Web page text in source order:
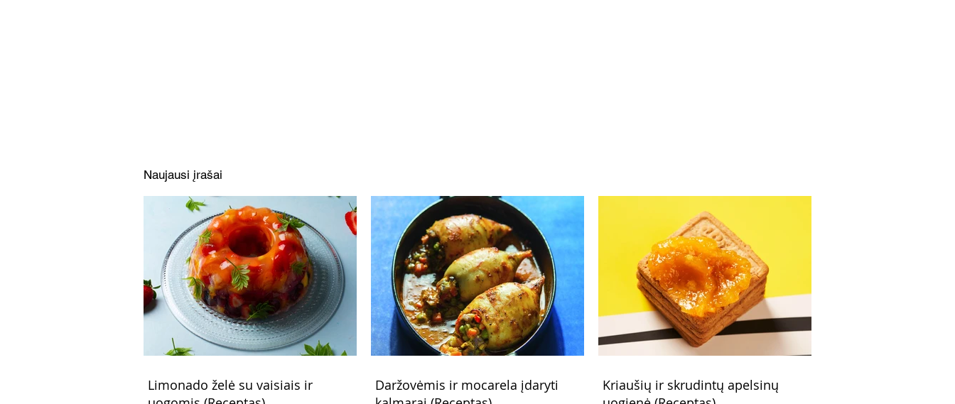
Naujausi įrašai
Limonado želė su vaisiais ir
Daržovėmis ir mocarela įdaryti
Kriaušių ir skrudintų apelsinų